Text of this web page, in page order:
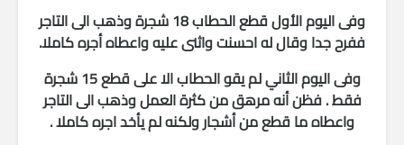
وفى اليوم الأول قطع الحطاب 18 شجرة وذهب الى التاجر
ففرح جدا وقال له احسنت واثنى عليه واعطاه أجره كاملا.
وفى اليوم الثاني لم يقو الحطاب الا على قطع 15 شجرة
فقط . فظن أنه مرهق من كثرة العمل وذهب الى التاجر
واعطاه ما قطع من أشجار ولكنه لم يأخد اجره كاملا .